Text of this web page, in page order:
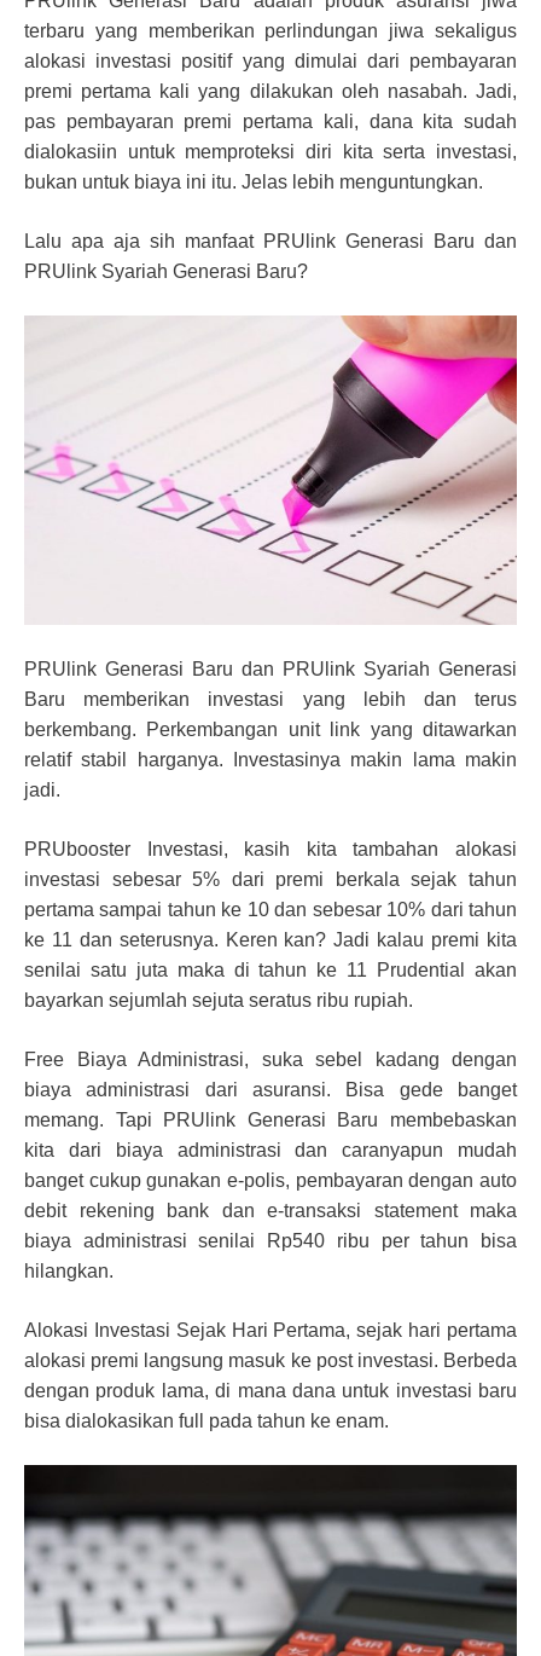
terbaru yang memberikan perlindungan jiwa sekaligus
alokasi investasi positif yang dimulai dari pembayaran
premi pertama kali yang dilakukan oleh nasabah. Jadi,
pas pembayaran premi pertama kali, dana kita sudah
dialokasiin untuk memproteksi diri kita serta investasi,
bukan untuk biaya ini itu. Jelas lebih menguntungkan.
Lalu apa aja sih manfaat PRUlink Generasi Baru dan
PRUlink Syariah Generasi Baru?
PRUlink Generasi Baru dan PRUlink Syariah Generasi
Baru memberikan investasi yang lebih dan terus
berkembang. Perkembangan unit link yang ditawarkan
relatif stabil harganya. Investasinya makin lama makin
jadi.
PRUbooster Investasi, kasih kita tambahan alokasi
investasi sebesar 5% dari premi berkala sejak tahun
pertama sampai tahun ke 10 dan sebesar 10% dari tahun
ke 11 dan seterusnya. Keren kan? Jadi kalau premi kita
senilai satu juta maka di tahun ke 11 Prudential akan
bayarkan sejumlah sejuta seratus ribu rupiah.
Free Biaya Administrasi, suka sebel kadang dengan
biaya administrasi dari asuransi. Bisa gede banget
memang. Tapi PRUlink Generasi Baru membebaskan
kita dari biaya administrasi dan caranyapun mudah
banget cukup gunakan e-polis, pembayaran dengan auto
debit rekening bank dan e-transaksi statement maka
biaya administrasi senilai Rp540 ribu per tahun bisa
hilangkan.
Alokasi Investasi Sejak Hari Pertama, sejak hari pertama
alokasi premi langsung masuk ke post investasi. Berbeda
dengan produk lama, di mana dana untuk investasi baru
bisa dialokasikan full pada tahun ke enam.